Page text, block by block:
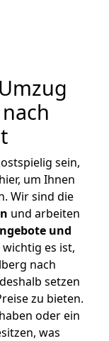
sein,
um Ihnen
Wir sind die
und arbeiten
und
es ist,
nach
setzen
zu bieten.
oder ein
was